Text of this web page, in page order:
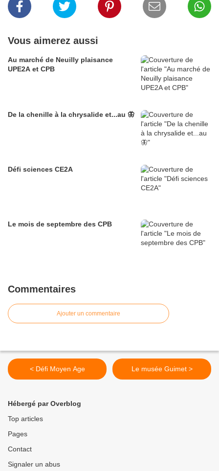
Vous aimerez aussi
Au marché de Neuilly plaisance
UPE2A et CPB
De la chenille à la chrysalide et...au 🦋
Défi sciences CE2A
Le mois de septembre des CPB
Commentaires
Ajouter un commentaire
< Défi Moyen Age Le musée Guimet >
Hébergé par Overblog
Top articles
Pages
Contact
Signaler un abus